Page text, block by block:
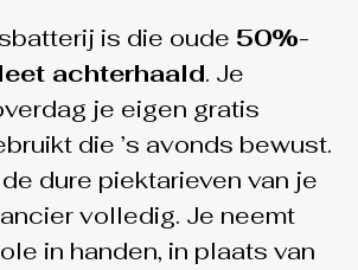
is die oude 50%-
achterhaald. Je
je eigen gratis
die ’s avonds bewust.
dure piektarieven van je
volledig. Je neemt
in handen, in plaats van